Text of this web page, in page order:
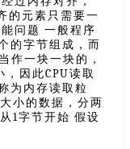
的元素只需要一
问题 一般程序
的字节组成，而
作一块一块的，
因此CPU读取
为内存读取粒
小的数据，分两
1字节开始 假设